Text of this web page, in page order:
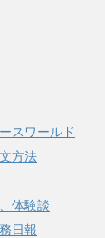
スワールド
方法
体験談
日報